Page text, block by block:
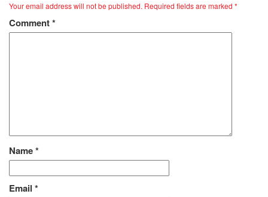
Your email address will not be published. Required fields are marked *
Comment*
Name*
Email *